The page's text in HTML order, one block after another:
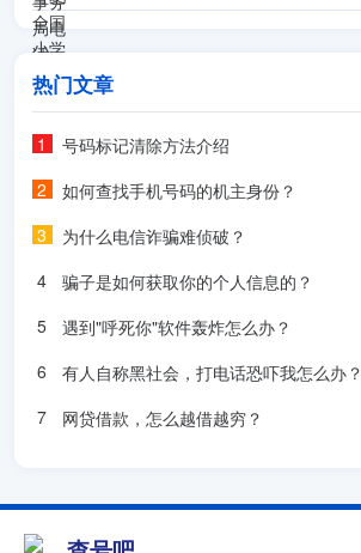
热门文章
号码标记清除方法介绍
如何查找手机号码的机主身份？
为什么电信诈骗难侦破？
骗子是如何获取你的个人信息的？
遇到"呼死你"软件轰炸怎么办？
有人自称黑社会，打电话恐吓我怎么办？
网贷借款，怎么越借越穷？